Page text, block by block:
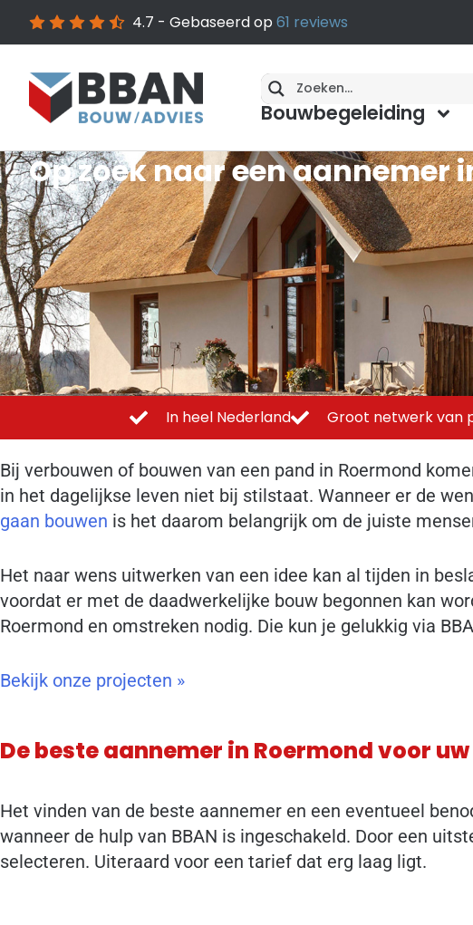
4.7 - Gebaseerd op 61 reviews
Bouwbegeleiding
Op zoek naar een aannemer
In heel Nederland Groot netwerk van
Bij verbouwen of bouwen van een pand in Roermond
in het dagelijkse leven niet bij stilstaat. Wanneer er de
gaan bouwen is het daarom belangrijk om de juiste
Het naar wens uitwerken van een idee kan al tijden in
voordat er met de daadwerkelijke bouw begonnen kan
Roermond en omstreken nodig. Die kun je gelukkig via
Bekijk onze projecten »
De beste aannemer in Roermond voor
Het vinden van de beste aannemer en een eventueel
wanneer de hulp van BBAN is ingeschakeld. Door een
selecteren. Uiteraard voor een tarief dat erg laag ligt.